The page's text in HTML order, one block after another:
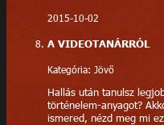
2015-10-02
A VIDEOTANÁRRÓL
Kategória: Jövő
Hallás után tanulsz
történelem-anyagot?
ismered, nézd meg mi